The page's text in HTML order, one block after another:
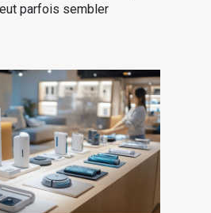
parfois sembler